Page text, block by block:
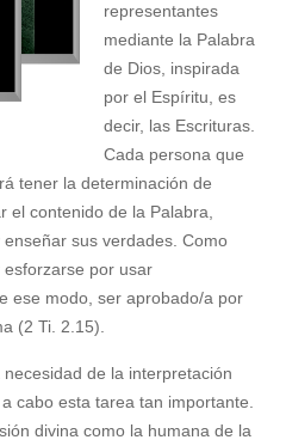
representantes
mediante la Palabra
de Dios, inspirada
por el Espíritu, es
decir, las Escrituras.
Cada persona que
tener la determinación de
el contenido de la Palabra,
sus verdades. Como
por usar
ese modo, ser aprobado/a por
(2 Ti. 2.15).
de la interpretación
cabo esta tarea tan importante.
divina como la humana de la